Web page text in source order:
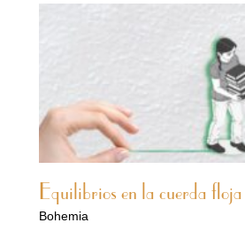
Equilibrios en la cuerda floja
Bohemia